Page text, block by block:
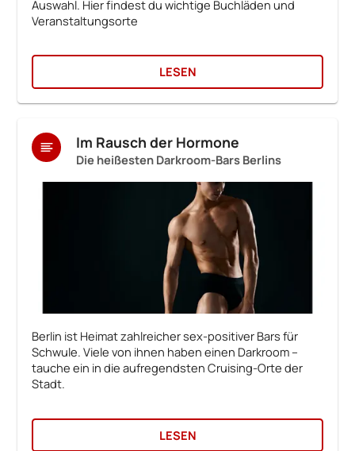
Auswahl. Hier findest du wichtige Buchläden und
Veranstaltungsorte
LESEN
Im Rausch der Hormone
Die heißesten Darkroom-Bars Berlins
Berlin ist Heimat zahlreicher sex-positiver Bars für
Schwule. Viele von ihnen haben einen Darkroom –
tauche ein in die aufregendsten Cruising-Orte der
Stadt.
LESEN